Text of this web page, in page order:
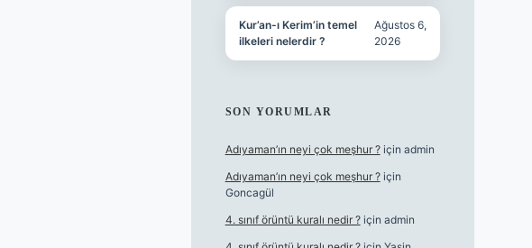
Kur’an-ı Kerim’in temel
ilkeleri nelerdir ?
Ağustos 6,
2026
SON YORUMLAR
Adıyaman’ın neyi çok meşhur ?için admin
Adıyaman’ın neyi çok meşhur ?için
Goncagül
4. sınıf örüntü kuralı nedir ?için admin